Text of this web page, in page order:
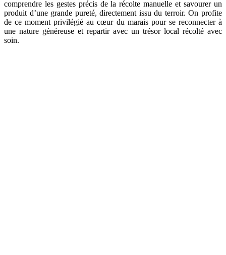
comprendre les gestes précis de la récolte manuelle et savourer un
produit d’une grande pureté, directement issu du terroir. On profite
de ce moment privilégié au cœur du marais pour se reconnecter à
une nature généreuse et repartir avec un trésor local récolté avec
soin.